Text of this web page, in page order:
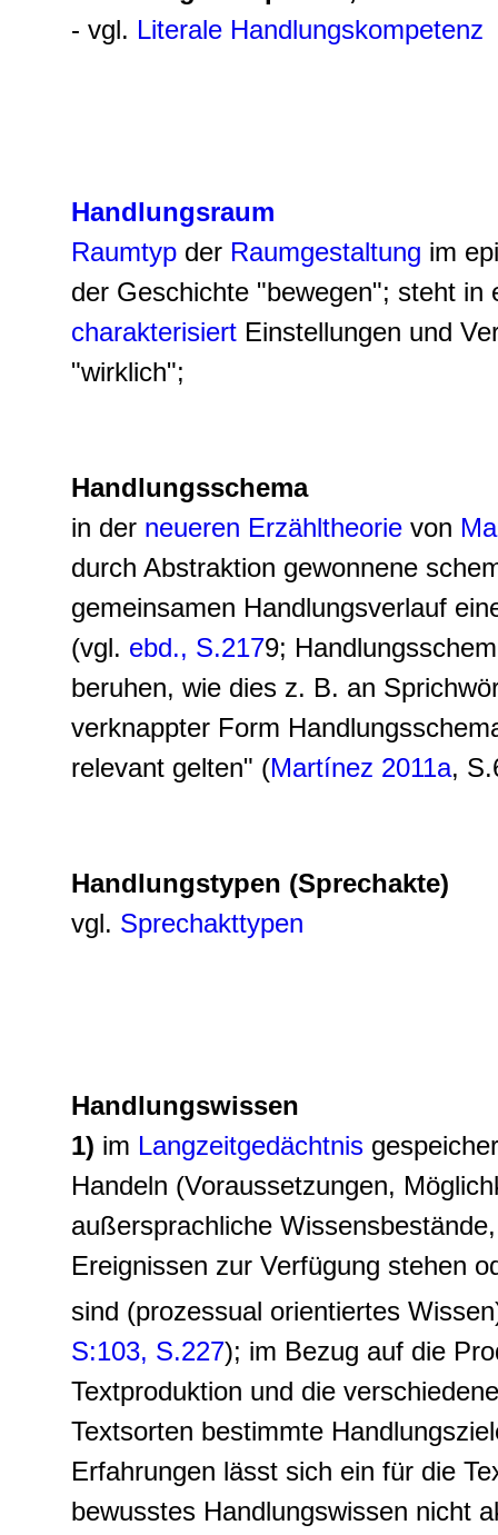
- vgl. Literale Handlungskompetenz
Handlungsraum
Raumtyp der Raumgestaltung im
der Geschichte "bewegen"; steht in
charakterisiert Einstellungen und
"wirklich";
Handlungsschema
in der neueren Erzähltheorie von
durch Abstraktion gewonnene
gemeinsamen Handlungsverlauf
(vgl. ebd., S.2179;
beruhen, wie dies z. B. an
verknappter Form
relevant gelten" (Martínez 2011a,
Handlungstypen (Sprechakte)
vgl. Sprechakttypen
Handlungswissen
1) im Langzeitgedächtnis
Handeln (Voraussetzungen,
außersprachliche
Ereignissen zur Verfügung stehen
sind (prozessual orientiertes
S:103, S.227); im Bezug auf die
Textproduktion und die
Textsorten bestimmte
Erfahrungen lässt sich ein für die
bewusstes Handlungswissen nicht